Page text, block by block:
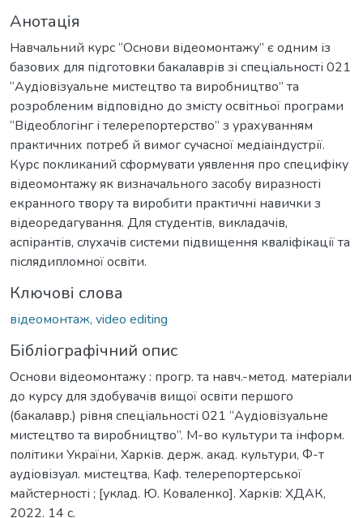
Анотація
Навчальний курс “Основи відеомонтажу” є одним із
базових для підготовки бакалаврів зі спеціальності 021
“Аудіовізуальне мистецтво та виробництво” та
розробленим відповідно до змісту освітньої програми
“Відеоблогінг і телерепортерство” з урахуванням
практичних потреб й вимог сучасної медіаіндустрії.
Курс покликаний сформувати уявлення про специфіку
відеомонтажу як визначального засобу виразності
екранного твору та виробити практичні навички з
відеоредагування. Для студентів, викладачів,
аспірантів, слухачів системи підвищення кваліфікації та
післядипломної освіти.
Ключові слова
відеомонтаж, video editing
Бібліографічний опис
Основи відеомонтажу : прогр. та навч.-метод. матеріали
до курсу для здобувачів вищої освіти першого
(бакалавр.) рівня спеціальності 021 “Аудіовізуальне
мистецтво та виробництво”. М-во культури та інформ.
політики України, Харків. держ. акад. культури, Ф-т
аудіовізуал. мистецтва, Каф. телерепортерської
майстерності ; [уклад. Ю. Коваленко]. Харків: ХДАК,
2022. 14 с.